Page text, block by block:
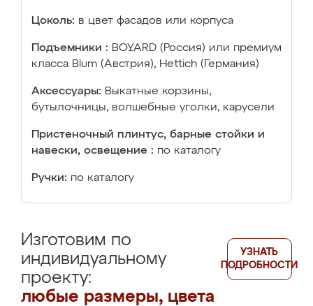
Цоколь: в цвет фасадов или корпуса
Подъемники : BOYARD (Россия) или премиум
класса Blum (Австрия), Hettich (Германия)
Аксессуары: Выкатные корзины,
бутылочницы, волшебные уголки, карусели
Пристеночный плинтус, барные стойки и
навески, освещение : по каталогу
Ручки: по каталогу
Изготовим по
индивидуальному
проекту:
любые размеры, цвета
УЗНАТЬ
ПОДРОБНОСТИ